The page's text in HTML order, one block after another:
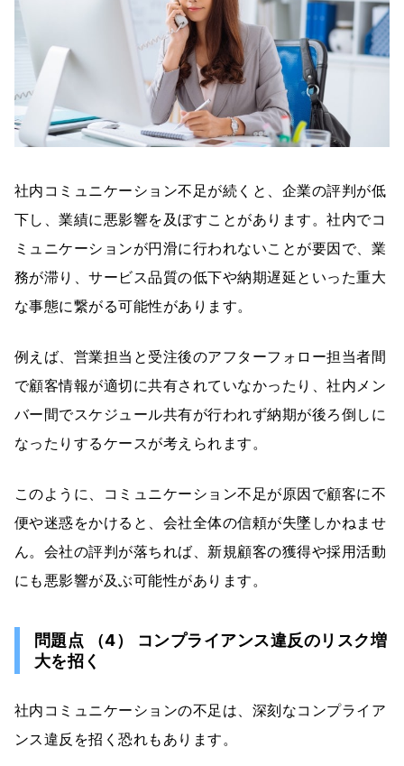
社内コミュニケーション不足が続くと、企業の評判が低
下し、業績に悪影響を及ぼすことがあります。社内でコ
ミュニケーションが円滑に行われないことが要因で、業
務が滞り、サービス品質の低下や納期遅延といった重大
な事態に繋がる可能性があります。
例えば、営業担当と受注後のアフターフォロー担当者間
で顧客情報が適切に共有されていなかったり、社内メン
バー間でスケジュール共有が行われず納期が後ろ倒しに
なったりするケースが考えられます。
このように、コミュニケーション不足が原因で顧客に不
便や迷惑をかけると、会社全体の信頼が失墜しかねませ
ん。会社の評判が落ちれば、新規顧客の獲得や採用活動
にも悪影響が及ぶ可能性があります。
問題点 （4） コンプライアンス違反のリスク増
大を招く
社内コミュニケーションの不足は、深刻なコンプライア
ンス違反を招く恐れもあります。